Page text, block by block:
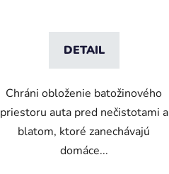
DETAIL
Chráni obloženie batožinového
priestoru auta pred nečistotami a
blatom, ktoré zanechávajú
domáce...